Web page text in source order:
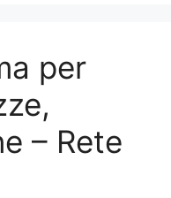
per
– Rete